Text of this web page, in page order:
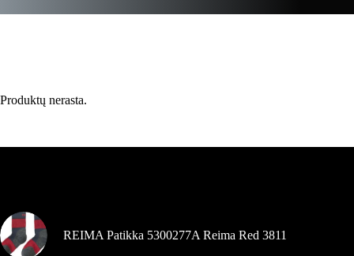
Produktų nerasta.
REIMA Patikka 5300277A Reima Red 3811